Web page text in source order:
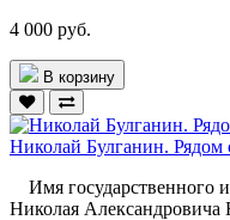
4 000 руб.
В корзину
Николай Булганин.
Имя государственного
Николая Александровича